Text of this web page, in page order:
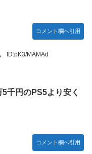
コメント欄へ引用
ID:pK3/MAMAd
千円のPS5より安く
コメント欄へ引用